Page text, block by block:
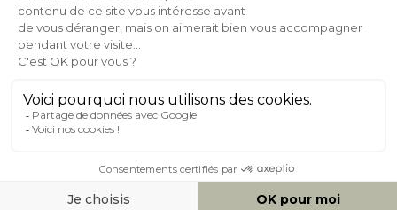
Expéditionen
24/72h
Appelez-nous Au
050 92 00 74